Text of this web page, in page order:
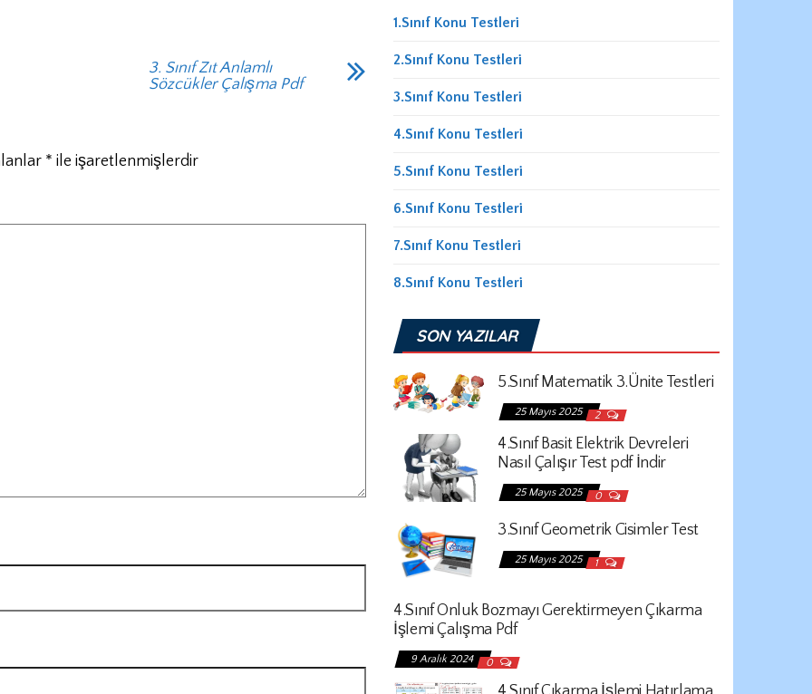
3. Sınıf Zıt Anlamlı
Sözcükler Çalışma Pdf
* ile işaretlenmişlerdir
1.Sınıf Konu Testleri
2.Sınıf Konu Testleri
3.Sınıf Konu Testleri
4.Sınıf Konu Testleri
5.Sınıf Konu Testleri
6.Sınıf Konu Testleri
7.Sınıf Konu Testleri
8.Sınıf Konu Testleri
SON YAZILAR
5.Sınıf Matematik 3.Ünite Testleri
25 Mayıs 2025 2
4.Sınıf Basit Elektrik Devreleri
Nasıl Çalışır Test pdf İndir
25 Mayıs 2025 0
3.Sınıf Geometrik Cisimler Test
25 Mayıs 2025 1
4.Sınıf Onluk Bozmayı Gerektirmeyen Çıkarma
İşlemi Çalışma Pdf
9 Aralık 2024 0